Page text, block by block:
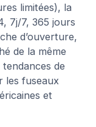
limitées), la
7j/7, 365 jours
d’ouverture,
de la même
de
les fuseaux
et